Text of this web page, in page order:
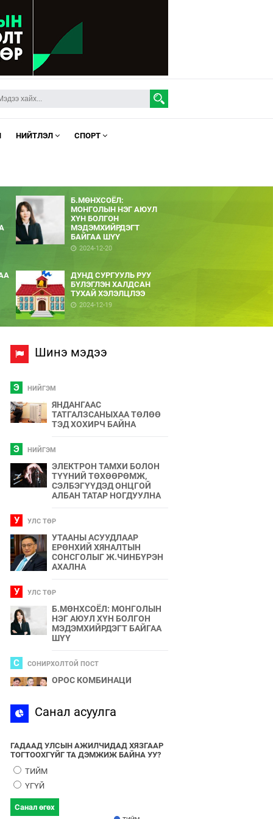
НИЙТЛЭЛ СПОРТ
Б.МӨНХСОЁЛ:
МОНГОЛЫН НЭГ АЮУЛ
ХҮН БОЛГОН
МЭДЭМХИЙРДЭГТ
БАЙГАА ШҮҮ
2024-12-20
ДУНД СУРГУУЛЬ РУУ
БҮЛЭГЛЭН ХАЛДСАН
ТУХАЙ ХЭЛЭЛЦЛЭЭ
2024-12-19
Шинэ мэдээ
Э НИЙГЭМ
ЯНДАНГААС
ТАТГАЛЗСАНЫХАА ТӨЛӨӨ
ТЭД ХОХИРЧ БАЙНА
Э НИЙГЭМ
ЭЛЕКТРОН ТАМХИ БОЛОН
ТҮҮНИЙ ТӨХӨӨРӨМЖ,
СЭЛБЭГҮҮДЭД ОНЦГОЙ
АЛБАН ТАТАР НОГДУУЛНА
У УЛС ТӨР
УТААНЫ АСУУДЛААР
ЕРӨНХИЙ ХЯНАЛТЫН
СОНСГОЛЫГ Ж.ЧИНБҮРЭН
АХАЛНА
У УЛС ТӨР
Б.МӨНХСОЁЛ: МОНГОЛЫН
НЭГ АЮУЛ ХҮН БОЛГОН
МЭДЭМХИЙРДЭГТ БАЙГАА
ШҮҮ
С СОНИРХОЛТОЙ ПОСТ
ОРОС КОМБИНАЦИ
С СПОРТ
У
БҮЛЭГЛЭЛҮҮДИЙН
ХАМТЫН БҮТЭЭЛ ЮМ
Санал асуулга
ГАДААД УЛСЫН АЖИЛЧИДАД ХЯЗГААР
ТОГТООХГҮЙГ ТА ДЭМЖИЖ БАЙНА УУ?
ТИЙМ
ҮГҮЙ
Санал өгөх